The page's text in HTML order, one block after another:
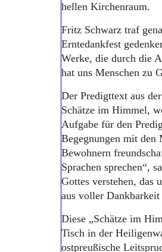
hellen Kirchenraum.
Fritz Schwarz traf
Erntedankfest
Werke, die durch die
hat uns Menschen zu
Der Predigttext aus
Schätze im Himmel,
Aufgabe für den
Begegnungen mit den
Bewohnern
Sprachen sprechen“,
Gottes verstehen, das
aus voller
Diese „Schätze im
Tisch in der
ostpreußische